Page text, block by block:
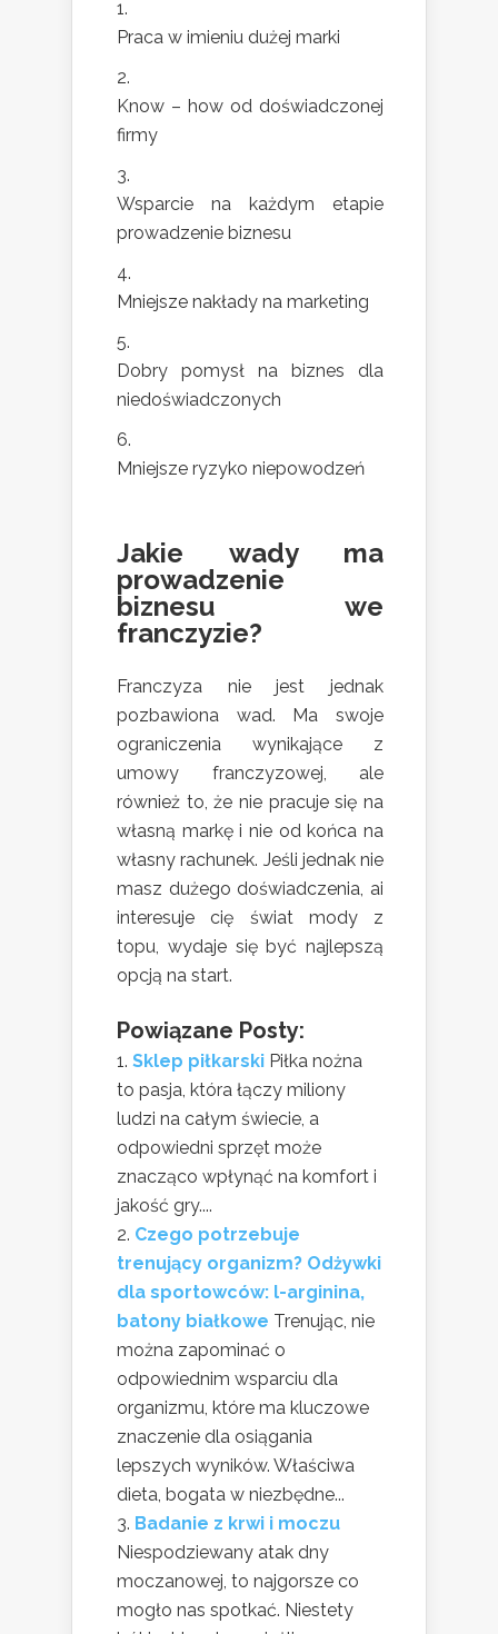
Praca w imieniu dużej marki
Know – how od doświadczonej
firmy
Wsparcie na każdym etapie
prowadzenie biznesu
Mniejsze nakłady na marketing
Dobry pomysł na biznes dla
niedoświadczonych
Mniejsze ryzyko niepowodzeń
Jakie wady ma
prowadzenie
biznesu we
franczyzie?
Franczyza nie jest jednak
pozbawiona wad. Ma swoje
ograniczenia wynikające z
umowy franczyzowej, ale
również to, że nie pracuje się na
własną markę i nie od końca na
własny rachunek. Jeśli jednak nie
masz dużego doświadczenia, ai
interesuje cię świat mody z
topu, wydaje się być najlepszą
opcją na start.
Powiązane Posty:
Sklep piłkarski Piłka nożna
to pasja, która łączy miliony
ludzi na całym świecie, a
odpowiedni sprzęt może
znacząco wpłynąć na komfort i
jakość gry....
Czego potrzebuje
trenujący organizm? Odżywki
dla sportowców: l-arginina,
batony białkowe Trenując, nie
można zapominać o
odpowiednim wsparciu dla
organizmu, które ma kluczowe
znaczenie dla osiągania
lepszych wyników. Właściwa
dieta, bogata w niezbędne...
Badanie z krwi i moczu
Niespodziewany atak dny
moczanowej, to najgorsze co
mogło nas spotkać. Niestety